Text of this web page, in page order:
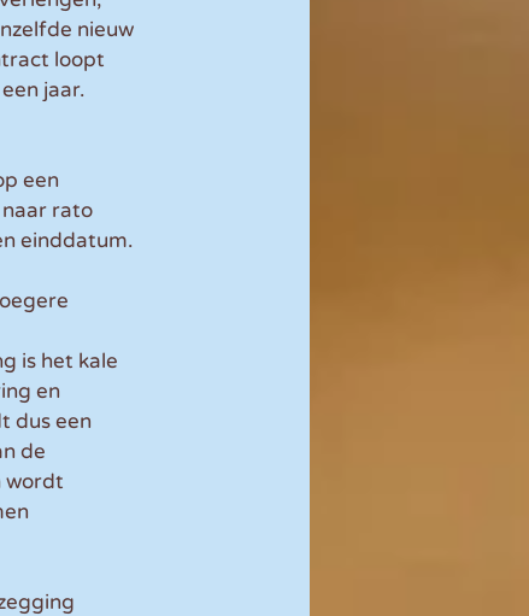
nieuw
loopt
jaar.
een
rato
einddatum.
is het kale
en
dus een
de
wordt